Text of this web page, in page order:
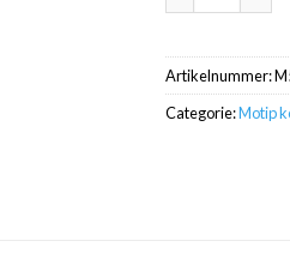
Artikelnummer:
Categorie:Motip